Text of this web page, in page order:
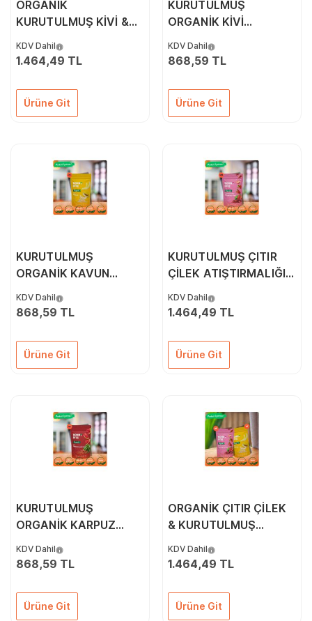
ORGANİK
KURUTULMUŞ KİVİ &
BİBER, CHERRY
10'LU PAKET
KDV Dahil
1.464,49 TL
Ürüne Git
KURUTULMUŞ
ORGANİK KİVİ
PAKET (40GR*5)
KDV Dahil
868,59 TL
Ürüne Git
KURUTULMUŞ
ORGANİK KAVUN
PAKET (40GR*5)
KDV Dahil
868,59 TL
Ürüne Git
KURUTULMUŞ ÇITIR
ÇİLEK ATIŞTIRMALIĞI
(18GR*10)
KDV Dahil
1.464,49 TL
Ürüne Git
KURUTULMUŞ
ORGANİK KARPUZ
PAKET (40GR*5)
KDV Dahil
868,59 TL
Ürüne Git
ORGANİK ÇITIR ÇİLEK
& KURUTULMUŞ
KDV Dahil
1.464,49 TL
Ürüne Git